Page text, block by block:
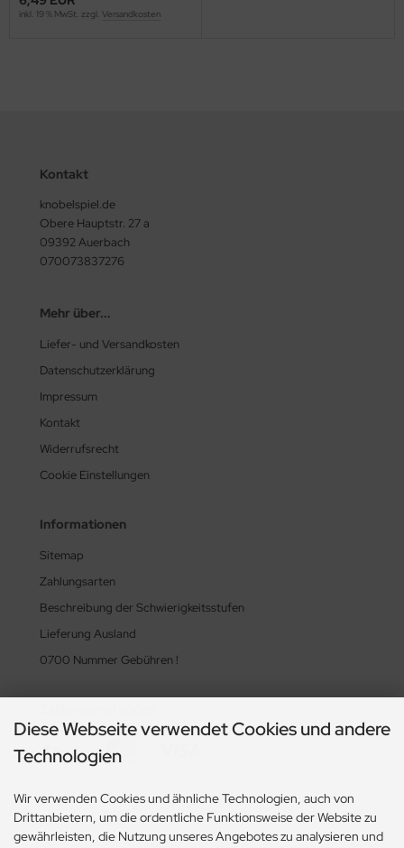
inkl. 19 % MwSt. zzgl. Versandkosten
Kontakt
knobelspiel.de
Obere Hauptstr. 27 a
09392 Auerbach
070073837276
Mehr über...
Liefer- und Versandkosten
Datenschutzerklärung
Impressum
Kontakt
Widerrufsrecht
Cookie Einstellungen
Informationen
Sitemap
Zahlungsarten
Beschreibung der Schwierigkeitsstufen
Lieferung Ausland
0700 Nummer Gebühren !
Diese Webseite verwendet Cookies und andere
Technologien
Wir verwenden Cookies und ähnliche Technologien, auch von
Drittanbietern, um die ordentliche Funktionsweise der Website zu
gewährleisten, die Nutzung unseres Angebotes zu analysieren und